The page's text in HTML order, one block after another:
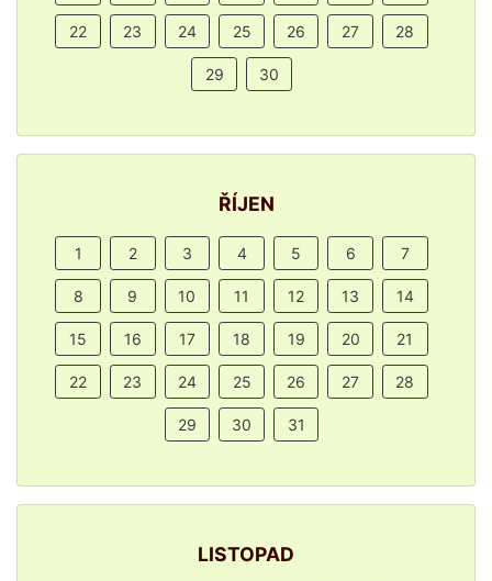
22 23 24 25 26 27 28
29 30
ŘÍJEN
1 2 3 4 5 6 7
8 9 10 11 12 13 14
15 16 17 18 19 20 21
22 23 24 25 26 27 28
29 30 31
LISTOPAD